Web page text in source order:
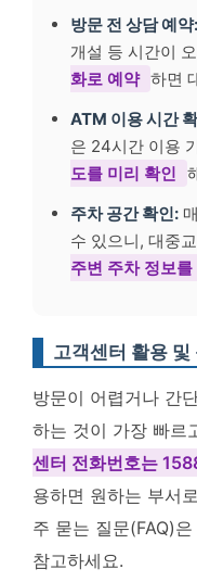
방문 전 상담 예약:
개설 등 시간이
화로 예약 하면
ATM 이용 시간
은 24시간 이용
도를 미리 확인
주차 공간 확인:
수 있으니, 대중
주변 주차 정보
고객센터 활용 및
방문이 어렵거나 간
하는 것이 가장 빠르
센터 전화번호는
용하면 원하는 부서
주 묻는 질문(FAQ)
참고하세요.